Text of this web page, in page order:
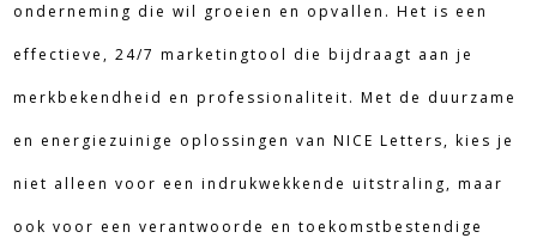
onderneming die wil groeien en opvallen. Het is een
effectieve, 24/7 marketingtool die bijdraagt aan je
merkbekendheid en professionaliteit. Met de duurzame
en energiezuinige oplossingen van NICE Letters, kies je
niet alleen voor een indrukwekkende uitstraling, maar
ook voor een verantwoorde en toekomstbestendige